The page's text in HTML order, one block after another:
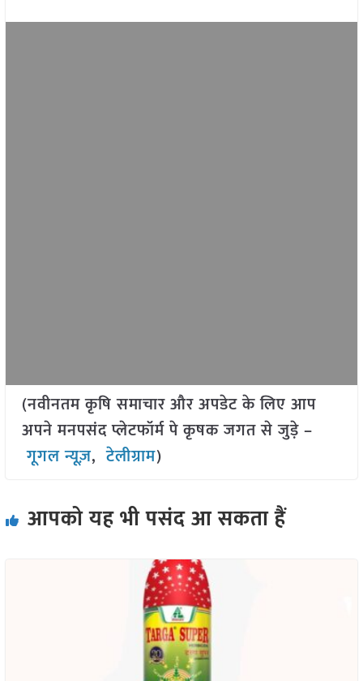
(नवीनतम कृषि समाचार और अपडेट के लिए आप
अपने मनपसंद प्लेटफॉर्म पे कृषक जगत से जुड़े –
गूगल न्यूज़,टेलीग्राम)
आपको यह भी पसंद आ सकता हैं